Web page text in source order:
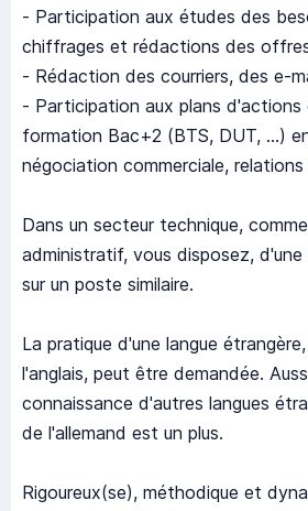
- Participation aux études des
chiffrages et rédactions des
- Rédaction des courriers, des e-
- Participation aux plans
formation Bac+2 (BTS, DUT, ...)
négociation commerciale,
Dans un secteur technique,
administratif, vous disposez, d'une
sur un poste similaire.
La pratique d'une langue
l'anglais, peut être demandée.
connaissance d'autres langues
de l'allemand est un plus.
Rigoureux(se), méthodique et